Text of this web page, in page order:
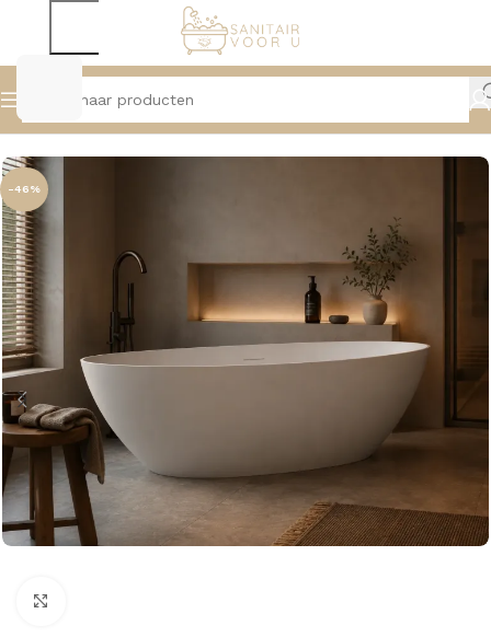
Home Baden Vrijstaande Baden
-46%